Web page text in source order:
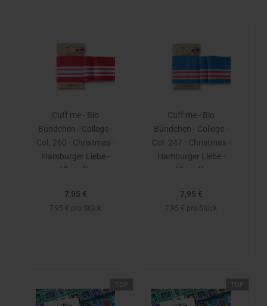
Cuff me - Bio
Bündchen - College -
Col. 260 - Christmas -
Hamburger Liebe -
Albstoffe
7,95 €
7,95 € pro Stück
Cuff me - Bio
Bündchen - College -
Col. 247 - Christmas -
Hamburger Liebe -
Albstoffe
7,95 €
7,95 € pro Stück